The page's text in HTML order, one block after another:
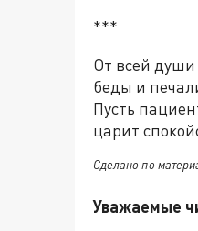
***
От всей
беды и
Пусть
царит
Сделано по
Уважаемые